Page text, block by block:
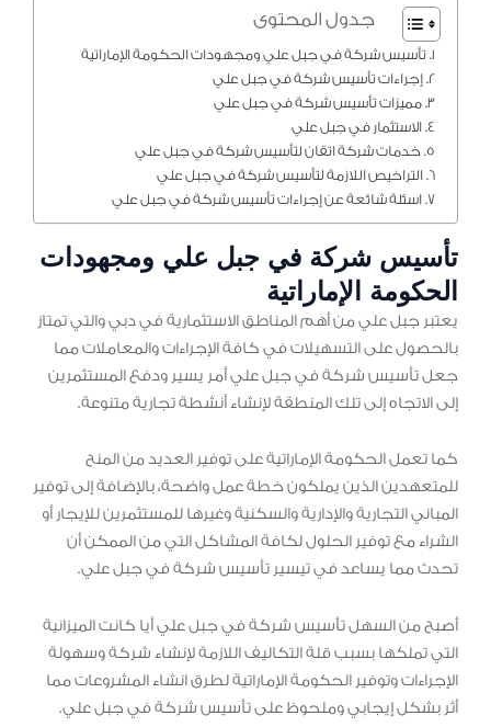
جدول المحتوى
تأسيس شركة في جبل علي ومجهودات الحكومة الإماراتية
إجراءات تأسيس شركة في جبل علي
مميزات تأسيس شركة في جبل علي
الاستثمار في جبل علي
خدمات شركة اتقان لتأسيس شركة في جبل علي
التراخيص اللازمة لتأسيس شركة في جبل علي
اسئلة شائعة عن إجراءات تأسيس شركة في جبل علي
تأسيس شركة في جبل علي ومجهودات
الحكومة الإماراتية
يعتبر جبل علي من أهم المناطق الاستثمارية في دبي والتي تمتاز
بالحصول على التسهيلات في كافة الإجراءات والمعاملات مما
جعل تأسيس شركة في جبل علي أمر يسير ودفع المستثمرين
إلى الاتجاه إلى تلك المنطقة لإنشاء أنشطة تجارية متنوعة.
كما تعمل الحكومة الإماراتية على توفير العديد من المنح
للمتعهدين الذين يملكون خطة عمل واضحة، بالإضافة إلى توفير
المباني التجارية والإدارية والسكنية وغيرها للمستثمرين للإيجار أو
الشراء مع توفير الحلول لكافة المشاكل التي من الممكن أن
تحدث مما يساعد في تيسير تأسيس شركة في جبل علي.
أصبح من السهل تأسيس شركة في جبل علي أيا كانت الميزانية
التي تملكها بسبب قلة التكاليف اللازمة لإنشاء شركة وسهولة
الإجراءات وتوفير الحكومة الإماراتية لطرق انشاء المشروعات مما
أثر بشكل إيجابي وملحوظ على تأسيس شركة في جبل علي.